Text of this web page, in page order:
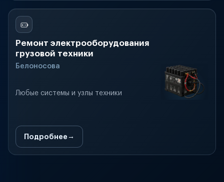
Ремонт электрооборудования
грузовой техники
Белоносова
Любые системы и узлы техники
Подробнее